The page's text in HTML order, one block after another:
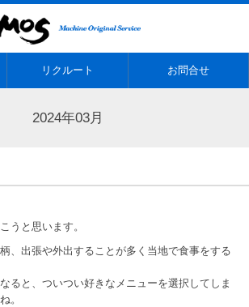
リクルート お問合せ
2024年03月
うと思います。
、出張や外出することが多く当地で食事をする
ると、ついつい好きなメニューを選択してしま
。